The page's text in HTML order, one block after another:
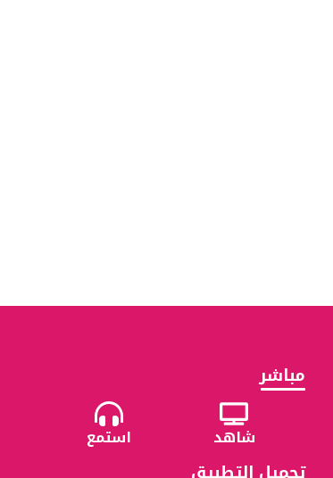
مباشر
شاهد استمع